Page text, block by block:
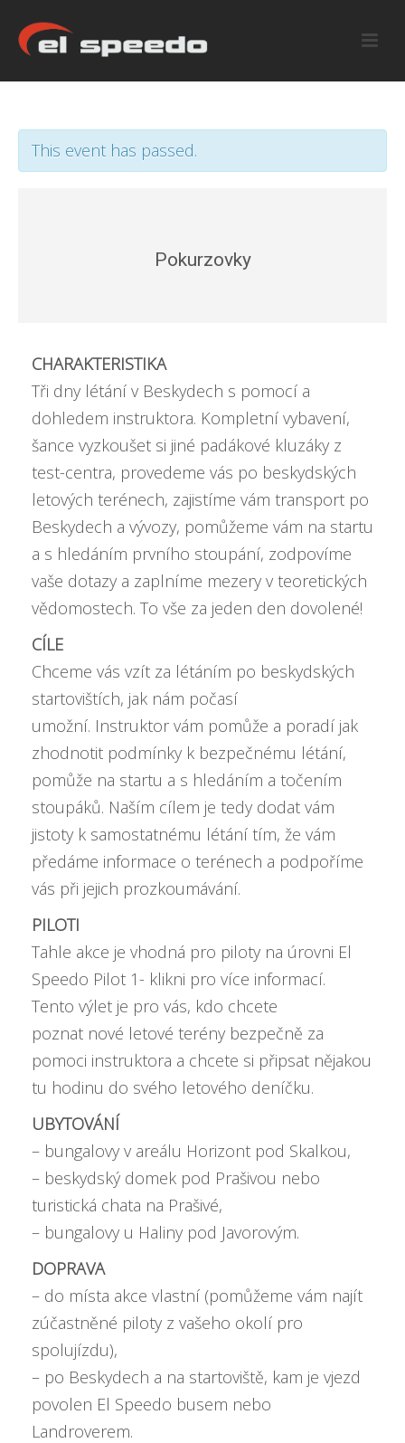
This event has passed.
Pokurzovky
CHARAKTERISTIKA
Tři dny létání v Beskydech s pomocí a
dohledem instruktora. Kompletní vybavení,
šance vyzkoušet si jiné padákové kluzáky z
test-centra, provedeme vás po beskydských
letových terénech, zajistíme vám transport po
Beskydech a vývozy, pomůžeme vám na startu
a s hledáním prvního stoupání, zodpovíme
vaše dotazy a zaplníme mezery v teoretických
vědomostech. To vše za jeden den dovolené!
CÍLE
Chceme vás vzít za létáním po beskydských
startovištích, jak nám počasí
umožní. Instruktor vám pomůže a poradí jak
zhodnotit podmínky k bezpečnému létání,
pomůže na startu a s hledáním a točením
stoupáků. Naším cílem je tedy dodat vám
jistoty k samostatnému létání tím, že vám
předáme informace o terénech a podpoříme
vás při jejich prozkoumávání.
PILOTI
Tahle akce je vhodná pro piloty na úrovni El
Speedo Pilot 1- klikni pro více informací.
Tento výlet je pro vás, kdo chcete
poznat nové letové terény bezpečně za
pomoci instruktora a chcete si připsat nějakou
tu hodinu do svého letového deníčku.
UBYTOVÁNÍ
– bungalovy v areálu Horizont pod Skalkou,
– beskydský domek pod Prašivou nebo
turistická chata na Prašivé,
– bungalovy u Haliny pod Javorovým.
DOPRAVA
– do místa akce vlastní (pomůžeme vám najít
zúčastněné piloty z vašeho okolí pro
spolujízdu),
– po Beskydech a na startoviště, kam je vjezd
povolen El Speedo busem nebo
Landroverem.